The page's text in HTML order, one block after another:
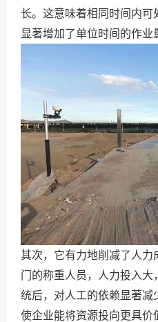
长。这意味着相同时间内可
显著增加了单位时间的作业
其次，它有力地削减了人力
门的称重人员，人力投入
统后，对人工的依赖显著减
使企业能将资源投向更具价